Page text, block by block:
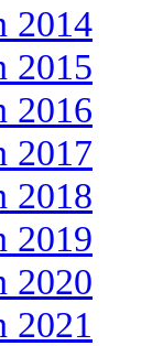
2014
2015
2016
2017
2018
2019
2020
2021